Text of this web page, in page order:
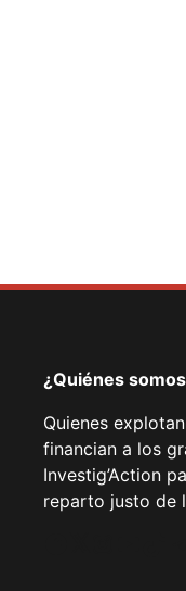
¿Quiénes
Quienes
financian a los
Investig’Action
reparto justo de